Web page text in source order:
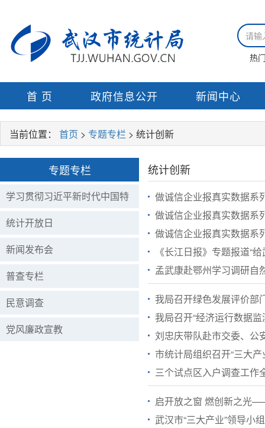
热
首 页 政府信息公开 新闻中心
当前位置： 首页 > 专题专栏 > 统计创新
专题专栏
学习贯彻习近平新时代中国特
色社会主义思想
统计开放日
新闻发布会
普查专栏
民意调查
党风廉政宣教
统计创新
做诚信企业报真实数据系
做诚信企业报真实数据系
做诚信企业报真实数据系
《长江日报》专题报道“
孟武康赴鄂州学习调研自
我局召开绿色发展评价部
我局召开“经济运行数据
刘忠庆带队赴市交委、公
市统计局组织召开“三大
三个试点区入户调查工作
启开放之窗 燃创新之光
武汉市“三大产业”领导小